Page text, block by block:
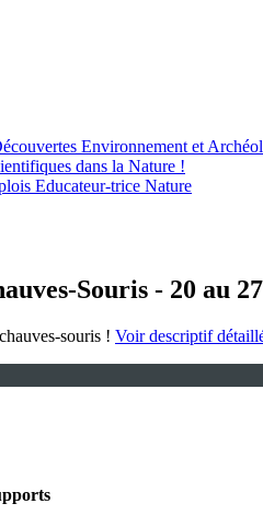
Environnement et
dans la Nature !
Educateur-trice Nature
Souris - 20 au
souris ! Voir descriptif